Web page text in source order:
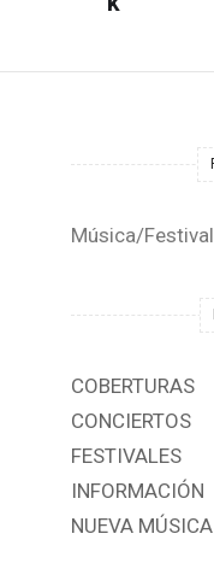
Música/
COBERTURAS
CONCIERTOS
FESTIVALES
INFORMACIÓN
NUEVA MÚSICA